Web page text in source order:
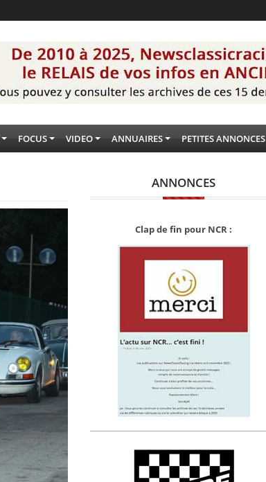
FOCUS VIDEO ANNUAIRES PETITES ANNONCES
ANNONCES
Clap de fin pour NCR :